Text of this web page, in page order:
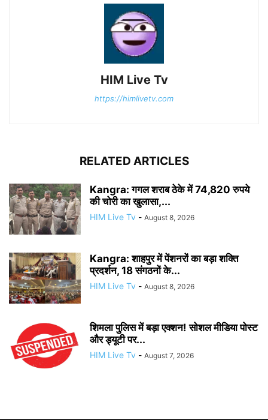
HIM Live Tv
https://himlivetv.com
RELATED ARTICLES
Kangra: गगल शराब ठेके में 74,820 रुपये
की चोरी का खुलासा,...
HIM Live Tv - August 8, 2026
Kangra: शाहपुर में पेंशनरों का बड़ा शक्ति
प्रदर्शन, 18 संगठनों के...
HIM Live Tv - August 8, 2026
शिमला पुलिस में बड़ा एक्शन! सोशल मीडिया पोस्ट
और ड्यूटी पर...
HIM Live Tv - August 7, 2026